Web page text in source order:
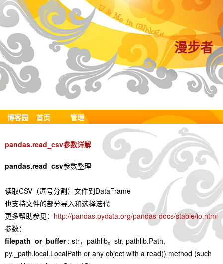
漫步者
博客园 首页 管理
pandas.read_csv参数详解
pandas.read_csv参数整理
读取CSV（逗号分割）文件到DataFrame
也支持文件的部分导入和选择迭代
更多帮助参见： http://pandas.pydata.org/pandas-docs/stable/io.html
参数：
filepath_or_buffer: str，pathlib。str, pathlib.Path,
py._path.local.LocalPath or any object with a read() method (such